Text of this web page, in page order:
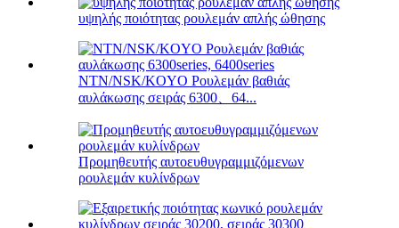
υψηλής ποιότητας ρουλεμάν απλής ώθησης
NTN/NSK/KOYO Ρουλεμάν βαθιάς
αυλάκωσης σειράς 6300、64...
Προμηθευτής αυτοευθυγραμμιζόμενων
ρουλεμάν κυλίνδρων